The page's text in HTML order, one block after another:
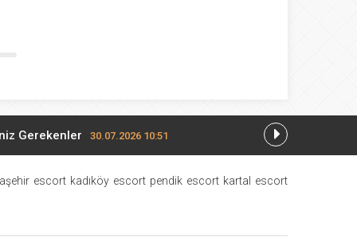
Gerekenler 30.07.2026 10:51
18.07.2026 14:10
escort kadıköy escort pendik escort kartal escort